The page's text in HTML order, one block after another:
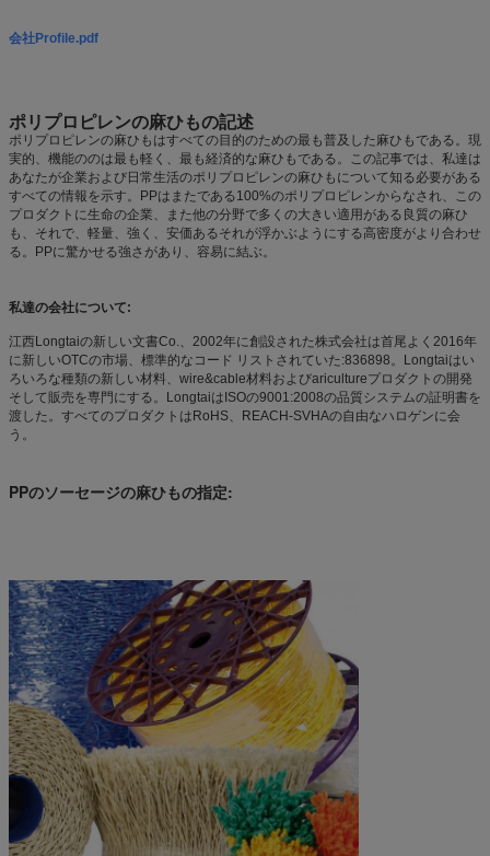
会社Profile.pdf
ポリプロピレンの麻ひもの記述
ポリプロピレンの麻ひもはすべての目的のための最も普及した麻ひもである。現
実的、機能ののは最も軽く、最も経済的な麻ひもである。この記事では、私達は
あなたが企業および日常生活のポリプロピレンの麻ひもについて知る必要がある
すべての情報を示す。PPはまたである100%のポリプロピレンからなされ、この
プロダクトに生命の企業、また他の分野で多くの大きい適用がある良質の麻ひ
も、それで、軽量、強く、安価あるそれが浮かぶようにする高密度がより合わせ
る。PPに驚かせる強さがあり、容易に結ぶ。
私達の会社について:
江西Longtaiの新しい文書Co.、2002年に創設された株式会社は首尾よく2016年
に新しいOTCの市場、標準的なコード リストされていた:836898。Longtaiはい
ろいろな種類の新しい材料、wire&cable材料およびaricultureプロダクトの開発
そして販売を専門にする。LongtaiはISOの9001:2008の品質システムの証明書を
渡した。すべてのプロダクトはRoHS、REACH-SVHAの自由なハロゲンに会
う。
PPのソーセージの麻ひもの指定: